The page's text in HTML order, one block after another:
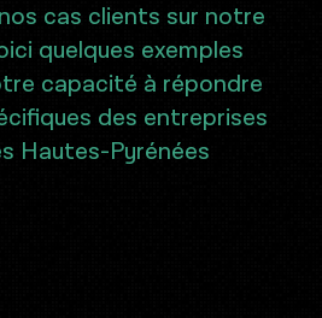
cas clients sur notre
quelques exemples
capacité à répondre
des entreprises
Hautes-Pyrénées